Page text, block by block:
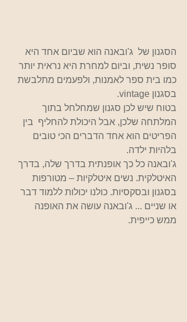
הסגנון של  ג'ובאנה הוא שביום אחד היא
סופר נשית, וביום למחרת היא נראית יותר
כמו בית ספר לאמנות, ולפעמים מתלבשת
בסגנון vintage.
בטוח שיש לכן סגנון שמחלחל בתוך
המלתחה שלכן, אבל היכולת להחליף  בין
הפריטים הוא אחד הדברים הכי טובים
בלהיות ילדה.
ג'ובאנה כל כך אופנתית בדרך שלה, בדרך
האיטלקית. נשים איטלקיות – מטורפות
בסגנון ובסקסיות. כולנו יכולות ללמוד דבר
או שניים ... ג'ובאנה עושה את האופנה
ממש כייפית.